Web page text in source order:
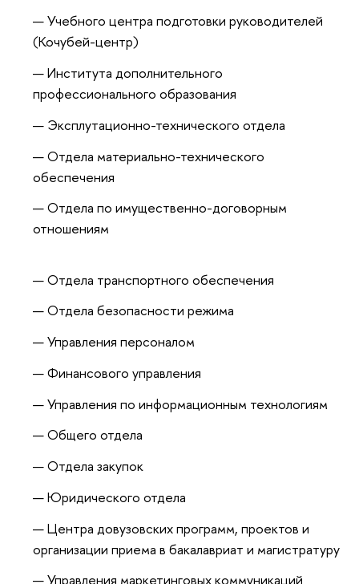
Учебного центра подготовки руководителей
(Кочубей-центр)
Института дополнительного
профессионального образования
Эксплутационно-технического отдела
Отдела материально-технического
обеспечения
Отдела по имущественно-договорным
отношениям
Отдела транспортного обеспечения
Отдела безопасности режима
Управления персоналом
Финансового управления
Управления по информационным технологиям
Общего отдела
Отдела закупок
Юридического отдела
Центра довузовских программ, проектов и
организации приема в бакалавриат и магистратуру
Управления маркетинговых коммуникаций